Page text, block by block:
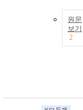
원문
보기
2